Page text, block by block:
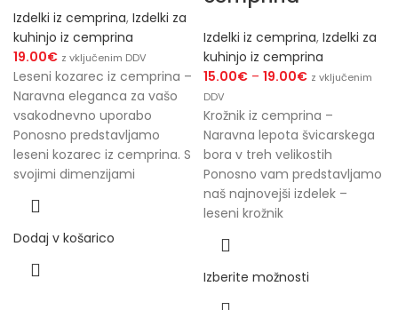
Izdelki iz cemprina, Izdelki za
kuhinjo iz cemprina
19.00€ z vključenim DDV
Leseni kozarec iz cemprina –
Naravna eleganca za vašo
vsakodnevno uporabo
Ponosno predstavljamo
leseni kozarec iz cemprina. S
svojimi dimenzijami
Dodaj v košarico
Izdelki iz cemprina, Izdelki za
kuhinjo iz cemprina
15.00€ – 19.00€ z vključenim
DDV
Krožnik iz cemprina –
Naravna lepota švicarskega
bora v treh velikostih
Ponosno vam predstavljamo
naš najnovejši izdelek –
leseni krožnik
Izberite možnosti